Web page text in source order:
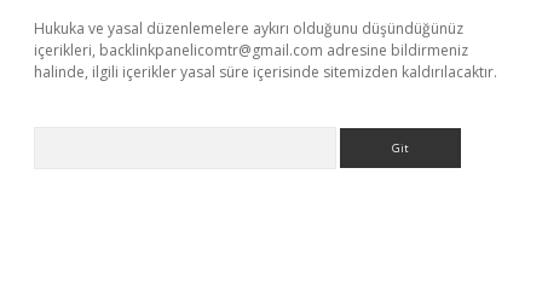
Hukuka ve yasal düzenlemelere aykırı olduğunu düşündüğünüz
içerikleri, backlinkpanelicomtr@gmail.com adresine bildirmeniz
halinde, ilgili içerikler yasal süre içerisinde sitemizden kaldırılacaktır.